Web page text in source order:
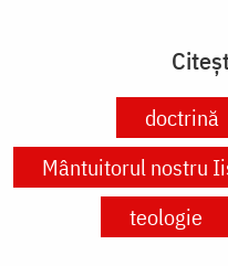
doctrină
Mântuitorul nostru
teologie